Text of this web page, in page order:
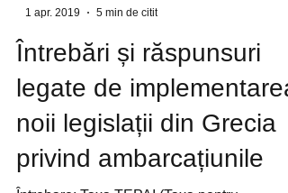
-
1 apr. 2019
5 min de citit
Întrebări și răspunsuri
legate de implementarea